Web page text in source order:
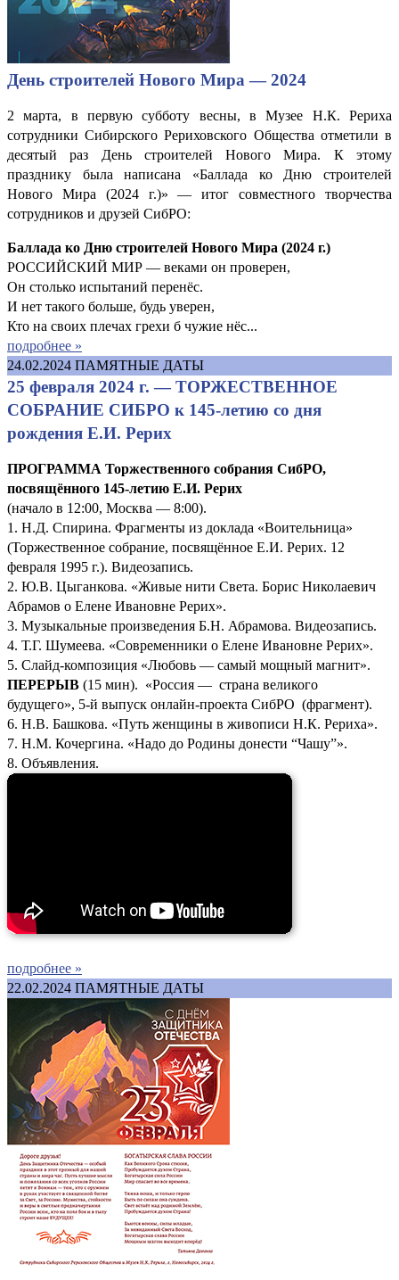
День строителей Нового Мира — 2024
2 марта, в первую субботу весны, в Музее Н.К. Рериха
сотрудники Сибирского Рериховского Общества отметили в
десятый раз День строителей Нового Мира. К этому
празднику была написана «Баллада ко Дню строителей
Нового Мира (2024 г.)» — итог совместного творчества
сотрудников и друзей СибРО:
Баллада ко Дню строителей Нового Мира (2024 г.)
РОССИЙСКИЙ МИР — веками он проверен,
Он столько испытаний перенёс.
И нет такого больше, будь уверен,
Кто на своих плечах грехи б чужие нёс...
подробнее »
24.02.2024 ПАМЯТНЫЕ ДАТЫ
25 февраля 2024 г. — ТОРЖЕСТВЕННОЕ
СОБРАНИЕ СИБРО к 145-летию со дня
рождения Е.И. Рерих
ПРОГРАММА Торжественного собрания СибРО,
посвящённого 145-летию Е.И. Рерих
(начало в 12:00, Москва — 8:00).
1. Н.Д. Спирина. Фрагменты из доклада «Воительница»
(Торжественное собрание, посвящённое Е.И. Рерих. 12
февраля 1995 г.). Видеозапись.
2. Ю.В. Цыганкова. «Живые нити Света. Борис Николаевич
Абрамов о Елене Ивановне Рерих».
3. Музыкальные произведения Б.Н. Абрамова. Видеозапись.
4. Т.Г. Шумеева. «Современники о Елене Ивановне Рерих».
5. Слайд-композиция «Любовь — самый мощный магнит».
ПЕРЕРЫВ (15 мин). «Россия — страна великого
будущего», 5-й выпуск онлайн-проекта СибРО (фрагмент).
6. Н.В. Башкова. «Путь женщины в живописи Н.К. Рериха».
7. Н.М. Кочергина. «Надо до Родины донести “Чашу”».
8. Объявления.
подробнее »
22.02.2024 ПАМЯТНЫЕ ДАТЫ